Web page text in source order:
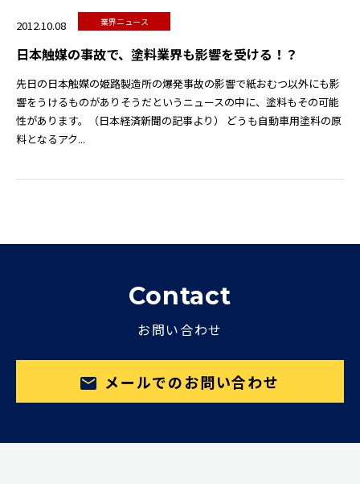
2012.10.08 業界ニュース
日本触媒の事故で、塗料業界も影響を受ける！？
先日の日本触媒の姫路製造所の爆発事故の影響で紙おむつ以外にも影
響をうけるものがありそうだというニュースの中に、塗料もその可能
性があります。（日本経済新聞の記事より） どうも自動車用塗料の原
料となるアク...
Contact
お問い合わせ
メールでのお問い合わせ